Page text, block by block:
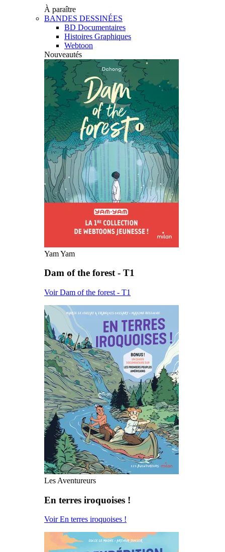
À paraître
BANDES DESSINÉES
BD Documentaires
Histoires Graphiques
Webtoon
Nouveautés
Yam Yam
Dam of the forest - T1
Voir Dam of the forest - T1
Les Aventureurs
En terres iroquoises !
Voir En terres iroquoises !